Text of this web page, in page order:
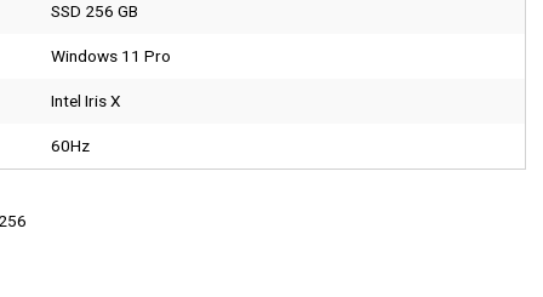
SSD 256 GB
Windows 11 Pro
Intel Iris X
60Hz